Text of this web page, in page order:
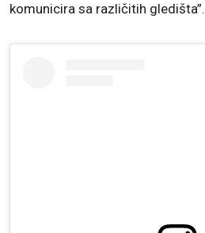
komunicira sa različitih gledišta”.